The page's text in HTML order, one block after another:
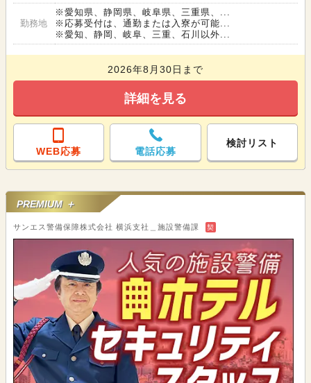
勤務地
※愛知県、静岡県、岐阜県、三重県、...
※応募受付は、通勤または入寮が可能...
※愛知、静岡、岐阜、三重、石川以外...
2026年8月30日まで
詳細を見る
WEB応募 電話応募
検討リスト
PREMIUM ＋
サンエス警備保障株式会社 横浜支社＿施設警備課 契